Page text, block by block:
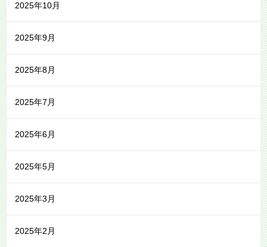
2025年10月
2025年9月
2025年8月
2025年7月
2025年6月
2025年5月
2025年3月
2025年2月